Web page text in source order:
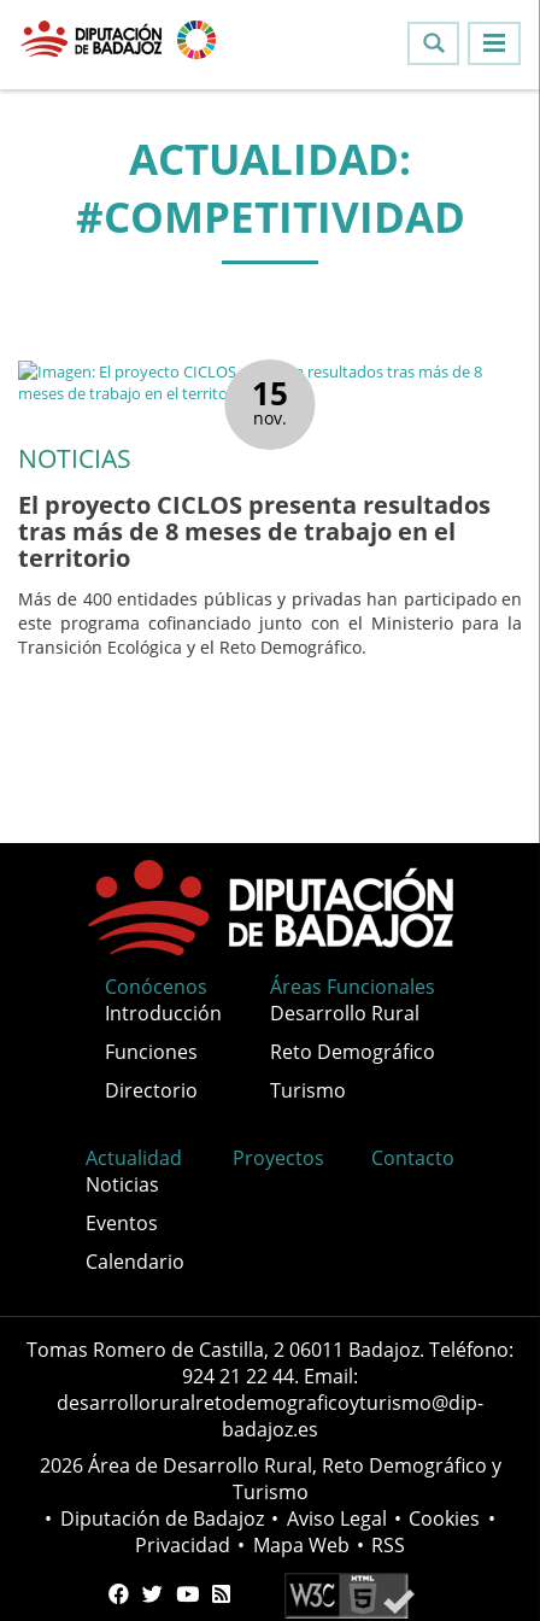
ACTUALIDAD:
#COMPETITIVIDAD
15
nov.
NOTICIAS
El proyecto CICLOS presenta resultados
tras más de 8 meses de trabajo en el
territorio
Más de 400 entidades públicas y privadas han participado en
este programa cofinanciado junto con el Ministerio para la
Transición Ecológica y el Reto Demográfico.
Conócenos
Introducción
Funciones
Directorio
Áreas Funcionales
Desarrollo Rural
Reto Demográfico
Turismo
Actualidad
Noticias
Eventos
Calendario
Proyectos Contacto
Tomas Romero de Castilla, 2 06011 Badajoz. Teléfono:
924 21 22 44. Email:
desarrolloruralretodemograficoyturismo@dip-
badajoz.es
2026 Área de Desarrollo Rural, Reto Demográfico y
Turismo
• Diputación de Badajoz • Aviso Legal • Cookies •
Privacidad • Mapa Web • RSS